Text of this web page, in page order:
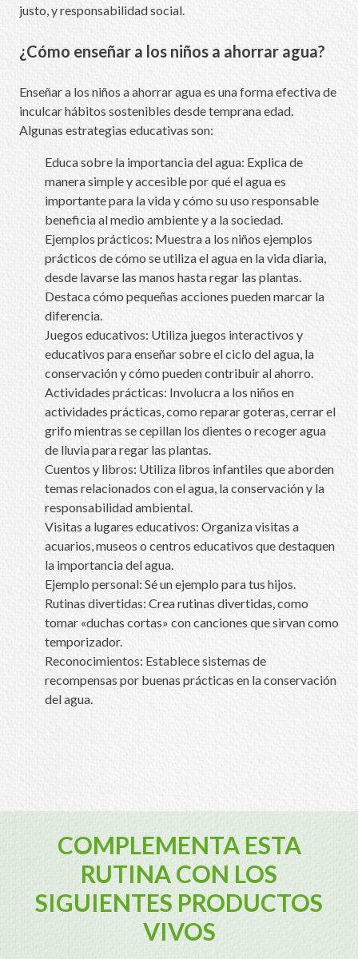
justo, y responsabilidad social.
¿Cómo enseñar a los niños a ahorrar agua?
Enseñar a los niños a ahorrar agua es una forma efectiva de
inculcar hábitos sostenibles desde temprana edad.
Algunas estrategias educativas son:
Educa sobre la importancia del agua: Explica de
manera simple y accesible por qué el agua es
importante para la vida y cómo su uso responsable
beneficia al medio ambiente y a la sociedad.
Ejemplos prácticos: Muestra a los niños ejemplos
prácticos de cómo se utiliza el agua en la vida diaria,
desde lavarse las manos hasta regar las plantas.
Destaca cómo pequeñas acciones pueden marcar la
diferencia.
Juegos educativos: Utiliza juegos interactivos y
educativos para enseñar sobre el ciclo del agua, la
conservación y cómo pueden contribuir al ahorro.
Actividades prácticas: Involucra a los niños en
actividades prácticas, como reparar goteras, cerrar el
grifo mientras se cepillan los dientes o recoger agua
de lluvia para regar las plantas.
Cuentos y libros: Utiliza libros infantiles que aborden
temas relacionados con el agua, la conservación y la
responsabilidad ambiental.
Visitas a lugares educativos: Organiza visitas a
acuarios, museos o centros educativos que destaquen
la importancia del agua.
Ejemplo personal: Sé un ejemplo para tus hijos.
Rutinas divertidas: Crea rutinas divertidas, como
tomar «duchas cortas» con canciones que sirvan como
temporizador.
Reconocimientos: Establece sistemas de
recompensas por buenas prácticas en la conservación
del agua.
COMPLEMENTA ESTA
RUTINA CON LOS
SIGUIENTES PRODUCTOS
VIVOS